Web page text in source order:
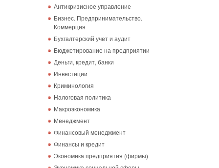
Антикризисное управление
Бизнес. Предпринимательство.
Коммерция
Бухгалтерский учет и аудит
Бюджетирование на предприятии
Деньги, кредит, банки
Инвестиции
Криминология
Налоговая политика
Макроэкономика
Менеджмент
Финансовый менеджмент
Финансы и кредит
Экономика предприятия (фирмы)